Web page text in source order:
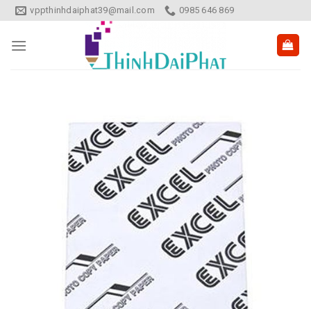
Skip
to
content
vppthinhdaiphat39@mail.com 0985 646 869